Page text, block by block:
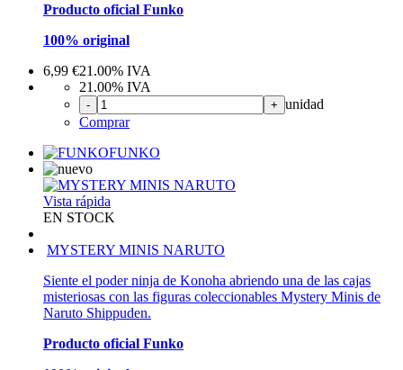
Producto oficial Funko
100% original
6,99 €21.00% IVA
21.00% IVA
- + unidad
Comprar
FUNKO
Vista rápida
EN STOCK
MYSTERY MINIS NARUTO
Siente el poder ninja de Konoha abriendo una de las cajas
misteriosas con las figuras coleccionables Mystery Minis de
Naruto Shippuden.
Producto oficial Funko